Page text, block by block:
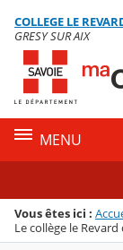
Menu de la
Contenu
COLLEGE LE
GRESY SUR AIX
MENU
Vous êtes ici :
Le collège le